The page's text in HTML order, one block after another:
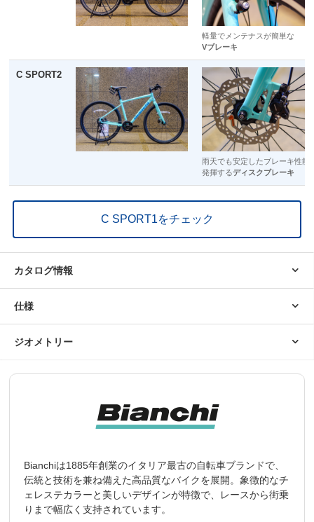
軽量でメンテナスが簡単な
Vブレーキ
C SPORT2
雨天でも安定したブレーキ性能
発揮するディスクブレーキ
C SPORT1をチェック
カタログ情報
最適化したフレーム形状
スポーツバイクは各パイプの形状や太さなどによって、そのバイク
C SPORTは最先端のバイク開発の知見を持ったビアンキならでは
仕様
FRAME
FSA NO.8B / ZS4D, 1-1/8"
SHIFT
ERS
Shimano ST-EF505
REAR
DERAI
Shimano RD-M360
ジオメトリー
Bianchiは1885年創業のイタリア最古の自転車ブランドで、
伝統と技術を兼ね備えた高品質なバイクを展開。象徴的なチ
ェレステカラーと美しいデザインが特徴で、レースから街乗
りまで幅広く支持されています。